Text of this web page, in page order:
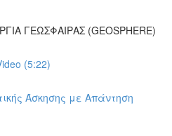
ΓΕΩΣΦΑΙΡΑΣ (GEOSPHERE)
(5:22)
Άσκησης με Απάντηση